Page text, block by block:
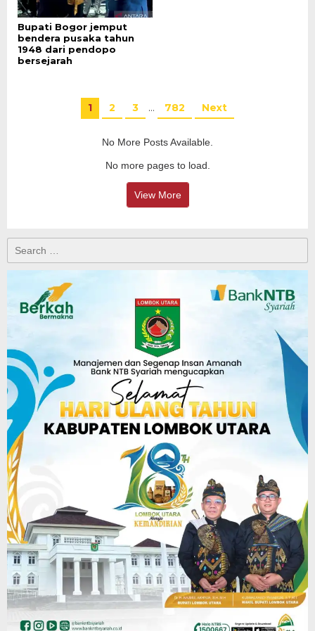
Bupati Bogor jemput
bendera pusaka tahun
1948 dari pendopo
bersejarah
1 2 3 … 782 Next
No More Posts Available.
No more pages to load.
View More
for: